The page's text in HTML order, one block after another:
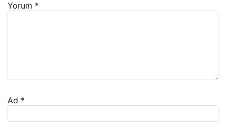
Yorum *
Ad *